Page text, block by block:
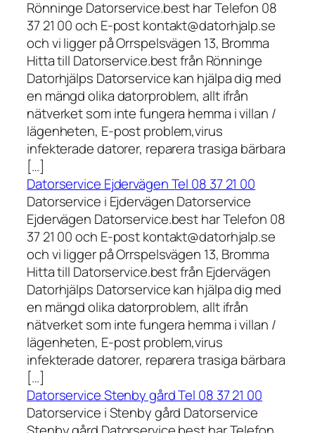
Rönninge Datorservice.best har Telefon 08
37 21 00 och E-post kontakt@datorhjalp.se
och vi ligger på Orrspelsvägen 13, Bromma
Hitta till Datorservice.best från Rönninge
Datorhjälps Datorservice kan hjälpa dig med
en mängd olika datorproblem, allt ifrån
nätverket som inte fungera hemma i villan /
lägenheten, E-post problem,virus
infekterade datorer, reparera trasiga bärbara
[…]
Datorservice Ejdervägen Tel 08 37 21 00
Datorservice i Ejdervägen Datorservice
Ejdervägen Datorservice.best har Telefon 08
37 21 00 och E-post kontakt@datorhjalp.se
och vi ligger på Orrspelsvägen 13, Bromma
Hitta till Datorservice.best från Ejdervägen
Datorhjälps Datorservice kan hjälpa dig med
en mängd olika datorproblem, allt ifrån
nätverket som inte fungera hemma i villan /
lägenheten, E-post problem,virus
infekterade datorer, reparera trasiga bärbara
[…]
Datorservice Stenby gård Tel 08 37 21 00
Datorservice i Stenby gård Datorservice